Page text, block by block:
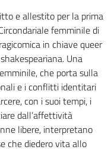
e allestito per la prima
femminile di
in chiave queer
Una
che porta sulla
e i conflitti identitari
con i suoi tempi, i
dall’affettività
libere, interpretano
che diedero vita allo